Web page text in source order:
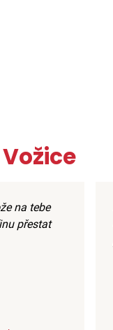
na tebe
přestat